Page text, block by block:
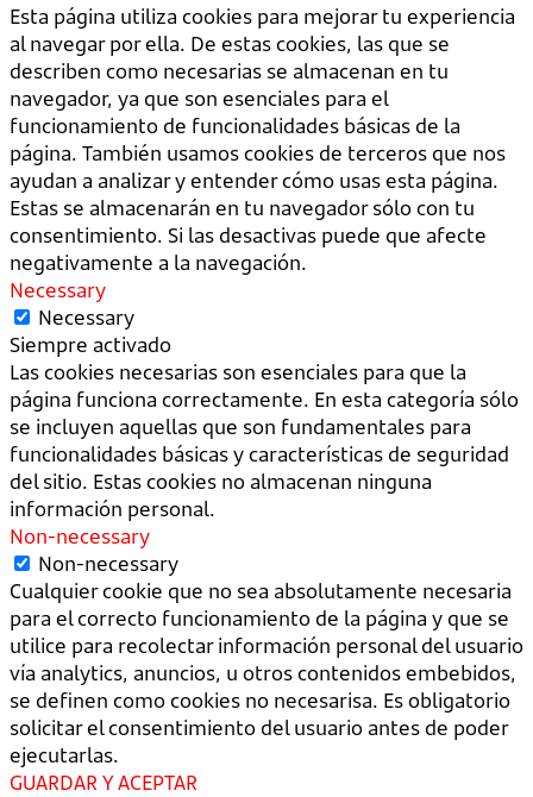
Esta página utiliza cookies para mejorar tu experiencia
al navegar por ella. De estas cookies, las que se
describen como necesarias se almacenan en tu
navegador, ya que son esenciales para el
funcionamiento de funcionalidades básicas de la
página. También usamos cookies de terceros que nos
ayudan a analizar y entender cómo usas esta página.
Estas se almacenarán en tu navegador sólo con tu
consentimiento. Si las desactivas puede que afecte
negativamente a la navegación.
Necessary
Necessary
Siempre activado
Las cookies necesarias son esenciales para que la
página funciona correctamente. En esta categoría sólo
se incluyen aquellas que son fundamentales para
funcionalidades básicas y características de seguridad
del sitio. Estas cookies no almacenan ninguna
información personal.
Non-necessary
Non-necessary
Cualquier cookie que no sea absolutamente necesaria
para el correcto funcionamiento de la página y que se
utilice para recolectar información personal del usuario
vía analytics, anuncios, u otros contenidos embebidos,
se definen como cookies no necesarisa. Es obligatorio
solicitar el consentimiento del usuario antes de poder
ejecutarlas.
GUARDAR Y ACEPTAR